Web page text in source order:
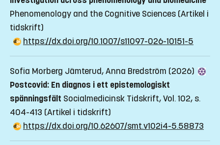
Phenomenology and the Cognitive Sciences (Artikel i
tidskrift)
https://dx.doi.org/10.1007/s11097-026-10151-5
Sofia Morberg Jämterud, Anna Bredström (2026)
Postcovid: En diagnos i ett epistemologiskt
spänningsfält Socialmedicinsk Tidskrift, Vol. 102, s.
404-413 (Artikel i tidskrift)
https://dx.doi.org/10.62607/smt.v102i4-5.58873